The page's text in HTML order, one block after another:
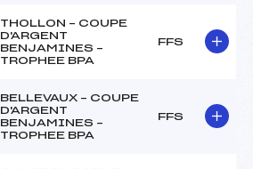
THOLLON – COUPE
D'ARGENT
BENJAMINES –
TROPHEE BPA
FFS
BELLEVAUX – COUPE
D'ARGENT
BENJAMINES –
TROPHEE BPA
FFS